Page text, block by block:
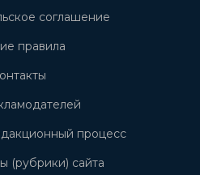
соглашение
правила
процесс
(рубрики) сайта